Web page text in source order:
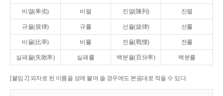
비열(卑劣) 비렬 진열(陳列) 진렬
규율(規律) 규률 선율(旋律) 선률
비율(比率) 비률 전율(戰慄) 전률
실패율(失敗率) 실패률 백분율(百分率) 백분률
[붙임 2] 외자로 된 이름을 성에 붙여 쓸 경우에도 본음대로 적을 수 있다.